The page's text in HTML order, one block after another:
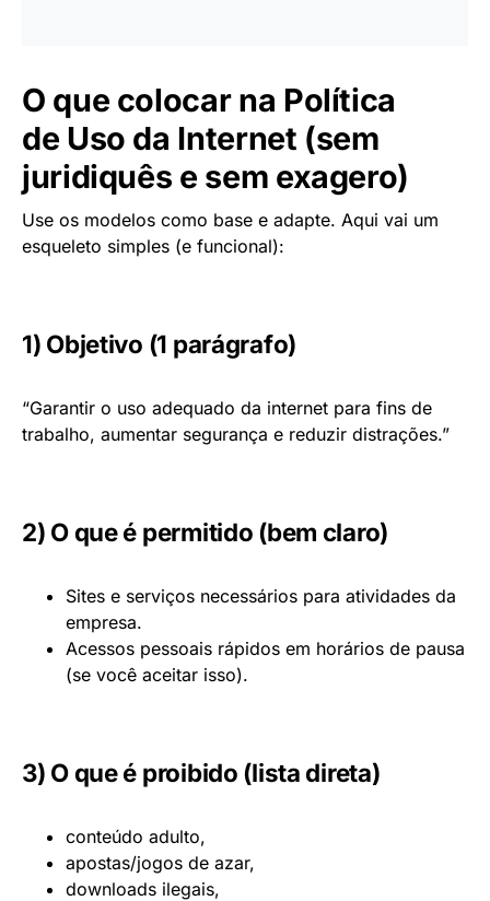
O que colocar na Política
de Uso da Internet (sem
juridiquês e sem exagero)
Use os modelos como base e adapte. Aqui vai um
esqueleto simples (e funcional):
1) Objetivo (1 parágrafo)
“Garantir o uso adequado da internet para fins de
trabalho, aumentar segurança e reduzir distrações.”
2) O que é permitido (bem claro)
Sites e serviços necessários para atividades da
empresa.
Acessos pessoais rápidos em horários de pausa
(se você aceitar isso).
3) O que é proibido (lista direta)
conteúdo adulto,
apostas/jogos de azar,
downloads ilegais,